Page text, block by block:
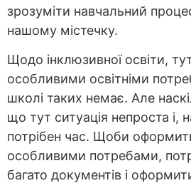
зрозуміти навчальний
нашому містечку.
Щодо інклюзивної освіти,
особливими освітніми
школі таких немає. Але
що тут ситуація непроста і,
потрібен час. Щоби
особливими потребами,
багато документів і